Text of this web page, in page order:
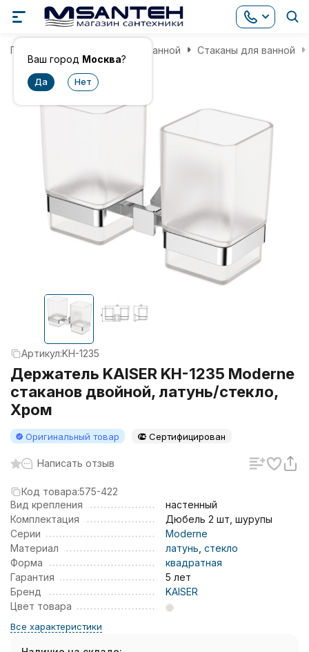
Ваш город Москва?
Главная Аксессуары для ванной Стаканы для ванной
Артикул:KH-1235
Держатель KAISER KH-1235 Moderne
стаканов двойной, латунь/стекло,
Хром
Оригинальный товар Сертифицирован
Написать отзыв
Код товара:575-422
Вид крепления
настенный
Комплектация
Дюбель 2 шт, шурупы
Серии
Moderne
Материал
латунь стекло
Форма
квадратная
Гарантия
5 лет
Бренд
KAISER
Цвет товара
Все характеристики